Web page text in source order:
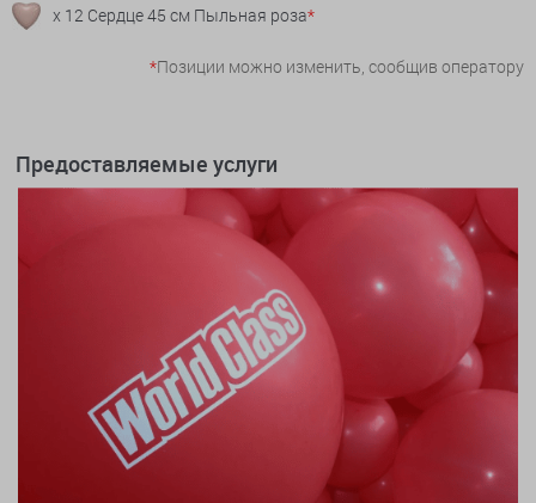
x 12 Сердце 45 см Пыльная роза*
*Позиции можно изменить, сообщив оператору
Предоставляемые услуги